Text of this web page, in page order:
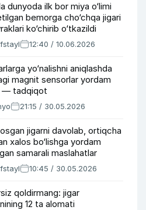
dunyoda ilk bor miya o‘limi
bemorga cho‘chqa jigari
ko‘chirib o‘tkazildi
12:40 / 10.06.2026
yo‘nalishni aniqlashda
magnit sensorlar yordam
— tadqiqot
21:15 / 30.05.2026
jigarni davolab, ortiqcha
xalos bo‘lishga yordam
samarali maslahatlar
10:45 / 30.05.2026
qoldirmang: jigar
12 ta alomati